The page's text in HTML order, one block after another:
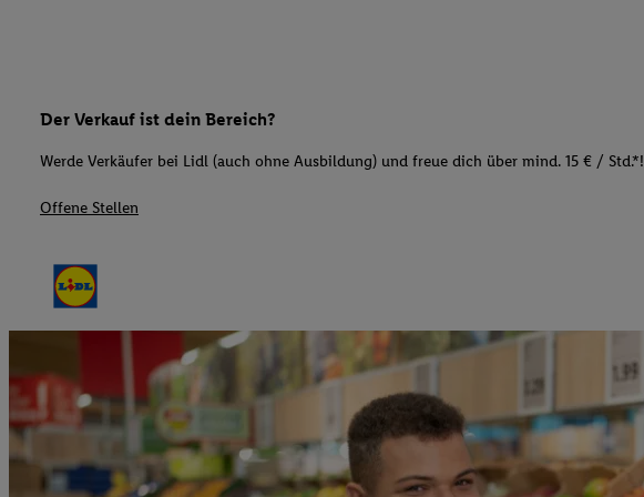
Der Verkauf ist dein Bereich?
Werde Verkäufer bei Lidl (auch ohne Ausbildung) und freue dich über mind. 15 € / Std.*!
Offene Stellen